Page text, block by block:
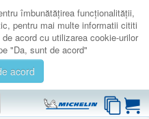
îmbunătăţirea funcţionalităţii,
pentru mai multe informatii cititi
acord cu utilizarea cookie-urilor
"Da, sunt de acord"
acord